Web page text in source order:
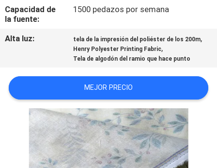
NOTICIAS
CITA
MAPA
SITIO
Capacidad de
la fuente:
1500 pedazos por semana
Alta luz: tela de la impresión del poliéster de los 200m,
Henry Polyester Printing Fabric,
Tela de algodón del ramio que hace punto
MEJOR PRECIO